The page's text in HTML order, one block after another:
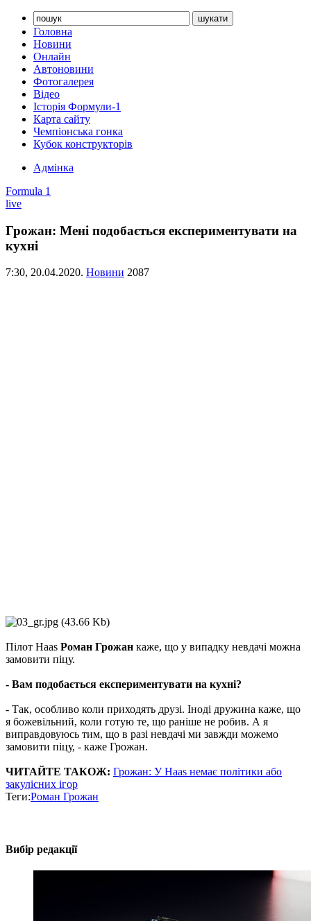
Головна
Новини
Онлайн
Автоновини
Фотогалерея
Відео
Історія Формули-1
Карта сайту
Чемпіонська гонка
Кубок конструкторів
Адмінка
Formula 1
live
Грожан: Мені подобається експериментувати на
кухні
7:30, 20.04.2020. Новини 2087
Пілот Haas Роман Грожан каже, що у випадку невдачі можна
замовити піцу.
- Вам подобається експериментувати на кухні?
- Так, особливо коли приходять друзі. Іноді дружина каже, що
я божевільний, коли готую те, що раніше не робив. А я
виправдовуюсь тим, що в разі невдачі ми завжди можемо
замовити піцу, - каже Грожан.
ЧИТАЙТЕ ТАКОЖ: Грожан: У Haas немає політики або
закулісних ігор
Теги:Роман Грожан
Вибір редакції